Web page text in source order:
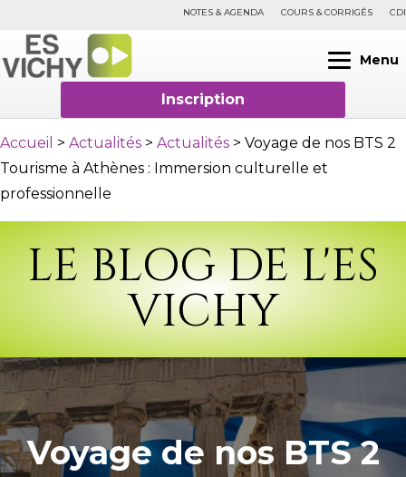
NOTES & AGENDA COURS & CORRIGÉS CDI
Menu
Inscription
Accueil > Actualités > Actualités > Voyage de nos BTS 2
Tourisme à Athènes : Immersion culturelle et
professionnelle
LE BLOG DE L'ES
VICHY
Voyage de nos BTS 2